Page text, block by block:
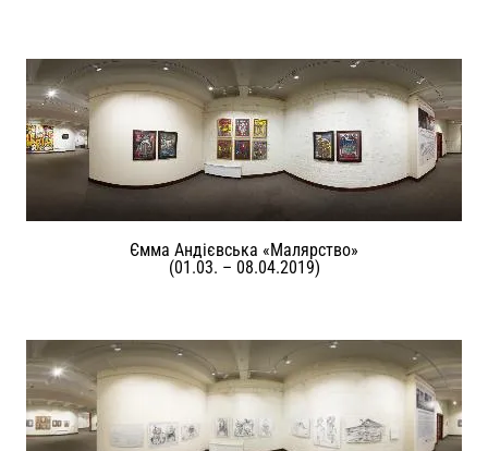
Ємма Андієвська «Малярство»
(01.03. – 08.04.2019)